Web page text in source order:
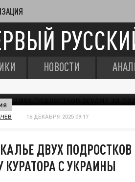
НОВОСТИ
16 ДЕКАБРЯ 2025 09:17
ДВУХ
КУРАТОРА С УКРАИНЫ